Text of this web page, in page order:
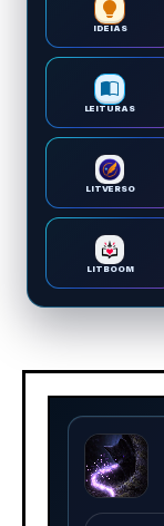
IDEIAS
LEITURAS
LITVERSO
LITBOOM